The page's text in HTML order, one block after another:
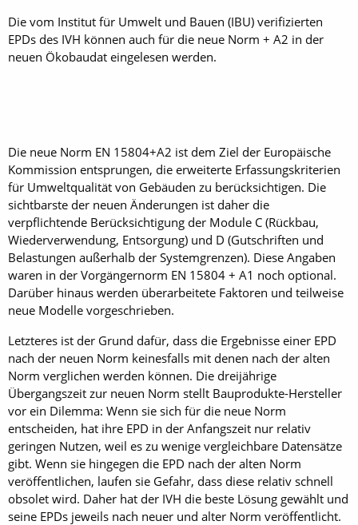
Die vom Institut für Umwelt und Bauen (IBU) verifizierten
EPDs des IVH können auch für die neue Norm + A2 in der
neuen Ökobaudat eingelesen werden.
Die neue Norm EN 15804+A2 ist dem Ziel der Europäische
Kommission entsprungen, die erweiterte Erfassungskriterien
für Umweltqualität von Gebäuden zu berücksichtigen. Die
sichtbarste der neuen Änderungen ist daher die
verpflichtende Berücksichtigung der Module C (Rückbau,
Wiederverwendung, Entsorgung) und D (Gutschriften und
Belastungen außerhalb der Systemgrenzen). Diese Angaben
waren in der Vorgängernorm EN 15804 + A1 noch optional.
Darüber hinaus werden überarbeitete Faktoren und teilweise
neue Modelle vorgeschrieben.
Letzteres ist der Grund dafür, dass die Ergebnisse einer EPD
nach der neuen Norm keinesfalls mit denen nach der alten
Norm verglichen werden können. Die dreijährige
Übergangszeit zur neuen Norm stellt Bauprodukte-Hersteller
vor ein Dilemma: Wenn sie sich für die neue Norm
entscheiden, hat ihre EPD in der Anfangszeit nur relativ
geringen Nutzen, weil es zu wenige vergleichbare Datensätze
gibt. Wenn sie hingegen die EPD nach der alten Norm
veröffentlichen, laufen sie Gefahr, dass diese relativ schnell
obsolet wird. Daher hat der IVH die beste Lösung gewählt und
seine EPDs jeweils nach neuer und alter Norm veröffentlicht.